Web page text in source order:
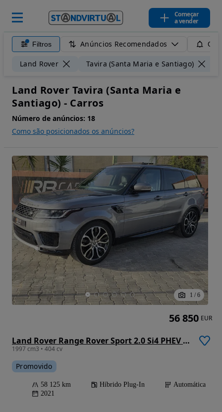
Começar
a vender
Filtros Anúncios Recomendados
Land Rover Tavira (Santa Maria e Santiago)
Land Rover Tavira (Santa Maria e
Santiago) - Carros
Número de anúncios: 18
Como são posicionados os anúncios?
1 / 6
Land Rover Range Rover Sport 2.0 Si4 PHEV HSE Dynamic
1997 cm3 • 404 cv
Promovido
58 125 km Híbrido Plug-In
Automática
2021
56 850 EUR